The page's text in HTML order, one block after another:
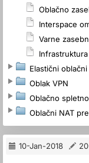
Oblačno
Interspace
Varne
Elastični oblačni
Oblak VPN
Oblačno
Oblačni NAT
10-Jan-2018